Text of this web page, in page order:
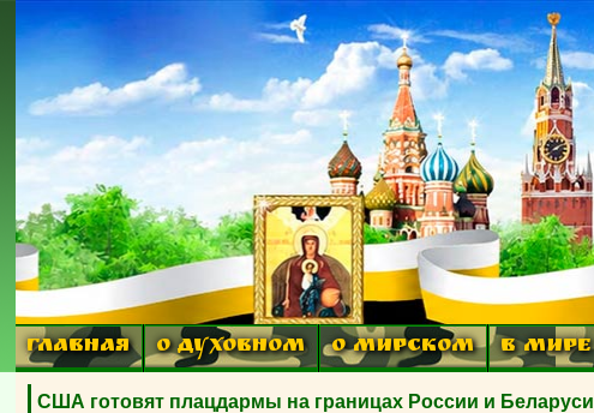
ГЛАВНАЯ О ДУХОВНОМ О МИРСКОМ В МИРЕ
США готовят плацдармы на границах России и Беларуси